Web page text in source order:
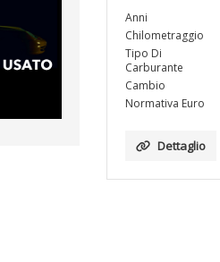
Anni
Chilometraggio
Tipo Di
Carburante
Cambio
Normativa Euro
Dettaglio